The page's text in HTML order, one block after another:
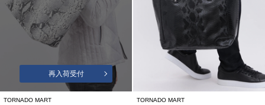
再入荷受付
TORNADO MART TORNADO MART